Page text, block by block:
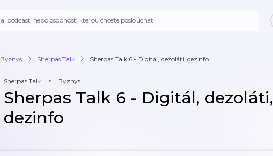
Byznys Sherpas Talk Sherpas Talk 6 - Digitál, dezoláti, dezinfo
Sherpas Talk Byznys
Sherpas Talk 6 - Digitál, dezoláti,
dezinfo